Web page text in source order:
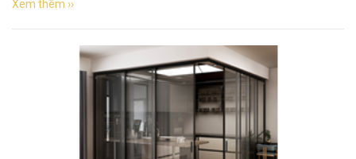
Xem thêm ››